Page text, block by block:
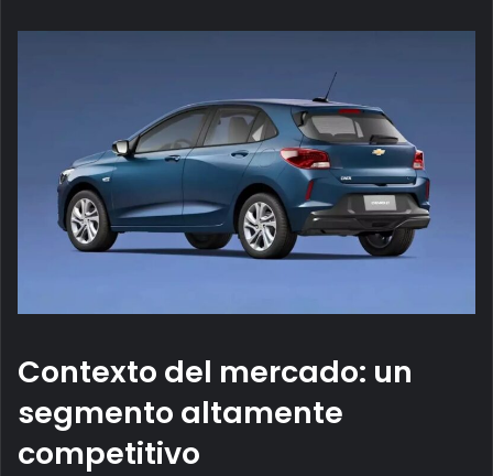
Contexto del mercado: un
segmento altamente
competitivo